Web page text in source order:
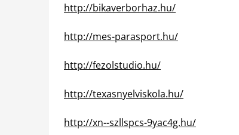
http://bikaverborhaz.hu/
http://mes-parasport.hu/
http://fezolstudio.hu/
http://texasnyelviskola.hu/
http://xn--szllspcs-9yac4g.hu/